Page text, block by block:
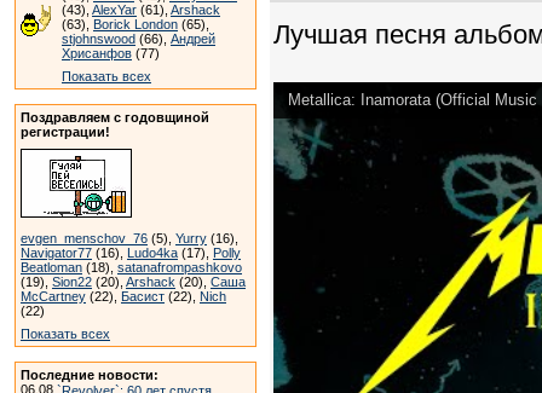
(43), AlexYar (61), Arshack
(63), Borick London (65),
stjohnswood (66), Андрей
Хрисанфов (77)
Показать всех
Поздравляем с годовщиной
регистрации!
evgen_menschov_76 (5), Yurry (16),
Navigator77 (16), Ludo4ka (17), Polly
Beatloman (18), satanafrompashkovo
(19), Sion22 (20), Arshack (20), Саша
McCartney (22), Басист (22), Nich
(22)
Показать всех
Последние новости:
06.08
Лучшая песня
Metallica: Inamorata (Official Music